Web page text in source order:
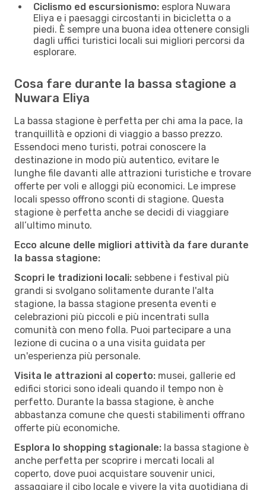
Ciclismo ed escursionismo: esplora Nuwara
Eliya e i paesaggi circostanti in bicicletta o a
piedi. È sempre una buona idea ottenere consigli
dagli uffici turistici locali sui migliori percorsi da
esplorare.
Cosa fare durante la bassa stagione a
Nuwara Eliya
La bassa stagione è perfetta per chi ama la pace, la
tranquillità e opzioni di viaggio a basso prezzo.
Essendoci meno turisti, potrai conoscere la
destinazione in modo più autentico, evitare le
lunghe file davanti alle attrazioni turistiche e trovare
offerte per voli e alloggi più economici. Le imprese
locali spesso offrono sconti di stagione. Questa
stagione è perfetta anche se decidi di viaggiare
all’ultimo minuto.
Ecco alcune delle migliori attività da fare durante
la bassa stagione:
Scopri le tradizioni locali: sebbene i festival più
grandi si svolgano solitamente durante l'alta
stagione, la bassa stagione presenta eventi e
celebrazioni più piccoli e più incentrati sulla
comunità con meno folla. Puoi partecipare a una
lezione di cucina o a una visita guidata per
un'esperienza più personale.
Visita le attrazioni al coperto: musei, gallerie ed
edifici storici sono ideali quando il tempo non è
perfetto. Durante la bassa stagione, è anche
abbastanza comune che questi stabilimenti offrano
offerte più economiche.
Esplora lo shopping stagionale: la bassa stagione è
anche perfetta per scoprire i mercati locali al
coperto, dove puoi acquistare souvenir unici,
assaggiare il cibo locale e vivere la vita quotidiana di